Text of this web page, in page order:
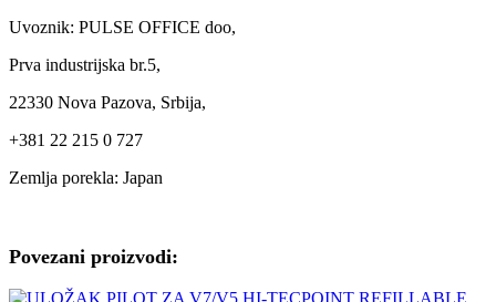
Uvoznik: PULSE OFFICE doo,
Prva industrijska br.5,
22330 Nova Pazova, Srbija,
+381 22 215 0 727
Zemlja porekla: Japan
Povezani proizvodi: